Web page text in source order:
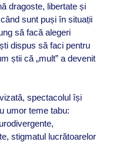
dragoste, libertate și
sunt puși în situații
să facă alegeri
dispus să faci pentru
știi că „mult” a devenit
spectacolul își
umor teme tabu:
stigmatul lucrătoarelor